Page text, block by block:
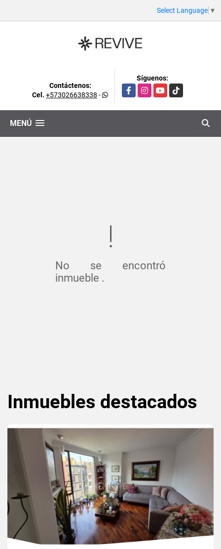
Select Language ▼
Contáctenos:
Cel. +573026638338 -
Síguenos:
FacebookInstagramYouTubeTikTok
MENÚ
No se encontró
inmueble .
Inmuebles destacados